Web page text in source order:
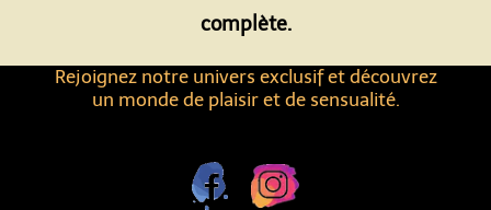
Rejoignez notre univers exclusif et découvrez
un monde de plaisir et de sensualité.
complète.